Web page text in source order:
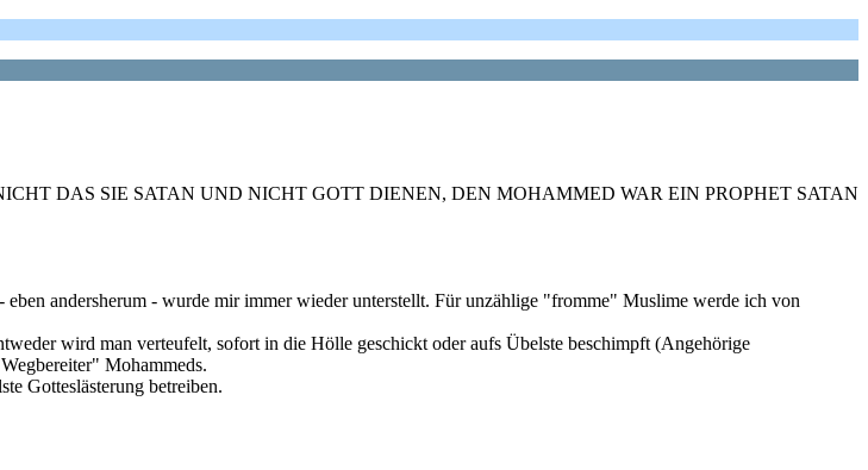
DAS SIE SATAN UND NICHT GOTT DIENEN, DEN MOHAMMED WAR EIN PROPHET SATAN
andersherum - wurde mir immer wieder unterstellt. Für unzählige "fromme" Muslime werde ich von
wird man verteufelt, sofort in die Hölle geschickt oder aufs Übelste beschimpft (Angehörige
Mohammeds.
Gotteslästerung betreiben.